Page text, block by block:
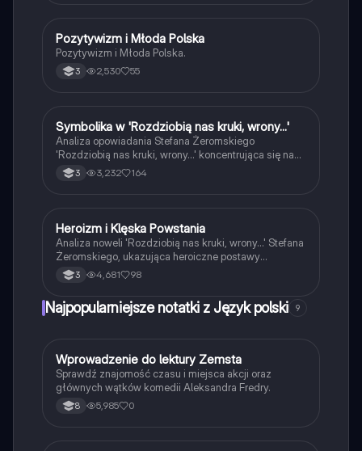
literatury polskiej i historii. Typ: analiza literacka.
Język polski
Pozytywizm i Młoda Polska
Pozytywizm i Młoda Polska.
3 2,530 55
Język polski
Symbolika w 'Rozdziobią nas kruki, wrony...'
Analiza opowiadania Stefana Żeromskiego
'Rozdziobią nas kruki, wrony...' koncentrująca się na
naturalizmie, symbolizmie oraz psychizacji
krajobrazu. Zawiera omówienie głównych tematów,
polskiej i analizy tekstu.
3 3,232 164
Język polski
Heroizm i Klęska Powstania
Analiza noweli 'Rozdziobią nas kruki, wrony...' Stefana
Żeromskiego, ukazująca heroiczne postawy
powstańców oraz społeczne przyczyny klęski
powstania styczniowego. Obejmuje głęboką
temat patriotyzmu, samotności i poświęcenia. Idealne
3 4,681 98
Najpopularniejsze notatki z Język polski 9
WJęzyk polski
Wprowadzenie do lektury Zemsta
Sprawdź znajomość czasu i miejsca akcji oraz
głównych wątków komedii Aleksandra Fredry.
8 5,985 0